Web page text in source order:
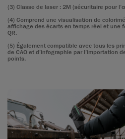
(3) Classe de laser : 2M (sécuritaire pour
(4) Comprend une visualisation de
affichage des écarts en temps réel et une
QR.
(5) Également compatible avec tous les
de CAO et d’infographie par l’importation
points.